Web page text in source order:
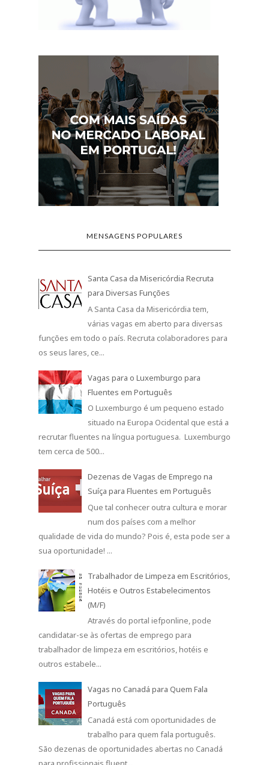
MENSAGENS POPULARES
Santa Casa da Misericórdia Recruta
para Diversas Funções
A Santa Casa da Misericórdia tem,
várias vagas em aberto para diversas
funções em todo o país. Recruta colaboradores para
os seus lares, ce...
Vagas para o Luxemburgo para
Fluentes em Português
O Luxemburgo é um pequeno estado
situado na Europa Ocidental que está a
recrutar fluentes na língua portuguesa. Luxemburgo
tem cerca de 500...
Dezenas de Vagas de Emprego na
Suíça para Fluentes em Português
Que tal conhecer outra cultura e morar
num dos países com a melhor
qualidade de vida do mundo? Pois é, esta pode ser a
sua oportunidade! ...
Trabalhador de Limpeza em Escritórios,
Hotéis e Outros Estabelecimentos
(M/F)
Através do portal iefponline, pode
candidatar-se às ofertas de emprego para
trabalhador de limpeza em escritórios, hotéis e
outros estabele...
Vagas no Canadá para Quem Fala
Português
Canadá está com oportunidades de
trabalho para quem fala português.
São dezenas de oportunidades abertas no Canadá